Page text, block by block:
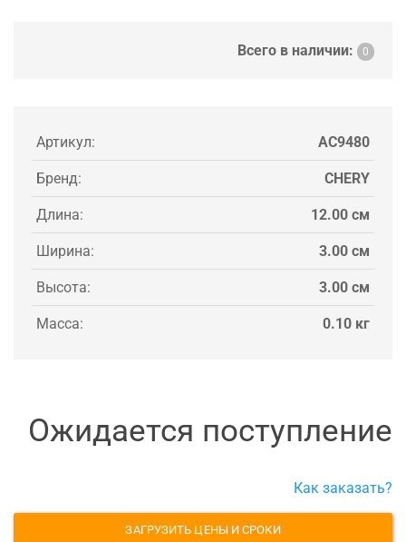
Всего в наличии: 0
Артикул: AC9480
Бренд: CHERY
Длина: 12.00 см
Ширина: 3.00 см
Высота: 3.00 см
Масса: 0.10 кг
Ожидается поступление
Как заказать?
ЗАГРУЗИТЬ ЦЕНЫ И СРОКИ